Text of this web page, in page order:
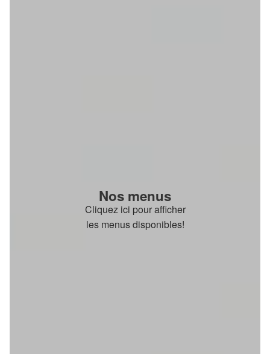
Nos menus
Cliquez ici pour afficher
les menus disponibles!